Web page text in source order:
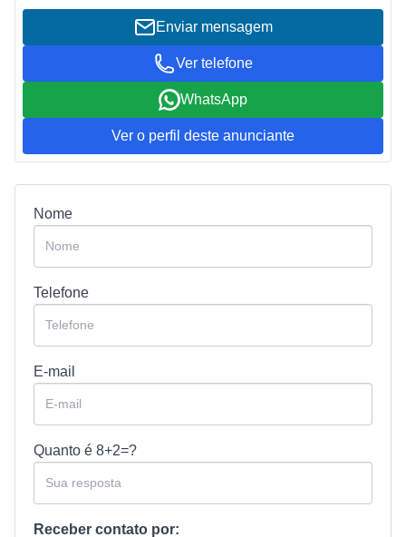
Enviar mensagem
Ver telefone
WhatsApp
Ver o perfil deste anunciante
Nome
Telefone
E-mail
Quanto é 8+2=?
Receber contato por: